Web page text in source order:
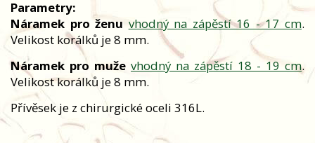
Parametry:
Náramek pro ženu vhodný na zápěstí 16 - 17 cm.
Velikost korálků je 8 mm.
Náramek pro muže vhodný na zápěstí 18 - 19 cm.
Velikost korálků je 8 mm.
Přívěsek je z chirurgické oceli 316L.